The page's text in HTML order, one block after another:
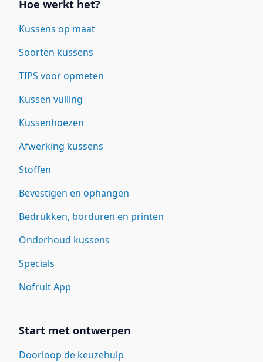
Hoe werkt het?
Kussens op maat
Soorten kussens
TIPS voor opmeten
Kussen vulling
Kussenhoezen
Afwerking kussens
Stoffen
Bevestigen en ophangen
Bedrukken, borduren en printen
Onderhoud kussens
Specials
Nofruit App
Start met ontwerpen
Doorloop de keuzehulp